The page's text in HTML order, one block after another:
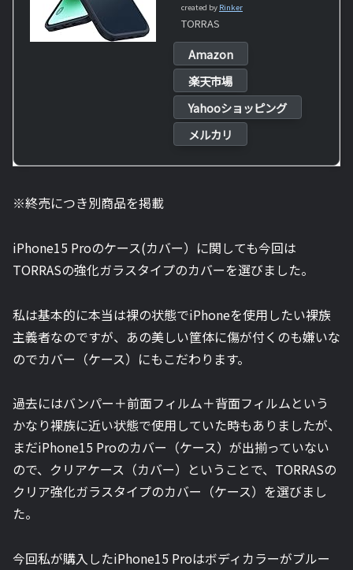
created by Rinker
TORRAS
Amazon
楽天市場
Yahooショッピング
メルカリ
※終売につき別商品を掲載
iPhone15 Proのケース(カバー）に関しても今回は
TORRASの強化ガラスタイプのカバーを選びました。
私は基本的に本当は裸の状態でiPhoneを使用したい裸族
主義者なのですが、あの美しい筐体に傷が付くのも嫌いな
のでカバー（ケース）にもこだわります。
過去にはバンパー＋前面フィルム＋背面フィルムという
かなり裸族に近い状態で使用していた時もありましたが、
まだiPhone15 Proのカバー（ケース）が出揃っていない
ので、クリアケース（カバー）ということで、 TORRASの
クリア強化ガラスタイプのカバー（ケース）を選びまし
た。
今回私が購入したiPhone15 Proはボディカラーがブルー